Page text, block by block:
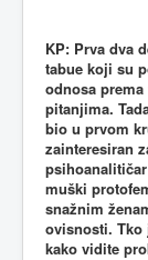
KP: Prva dva
tabue koji su
odnosa
pitanjima.
bio u prvom
zainteresiran
muški
snažnim
ovisnosti. Tko
kako vidite